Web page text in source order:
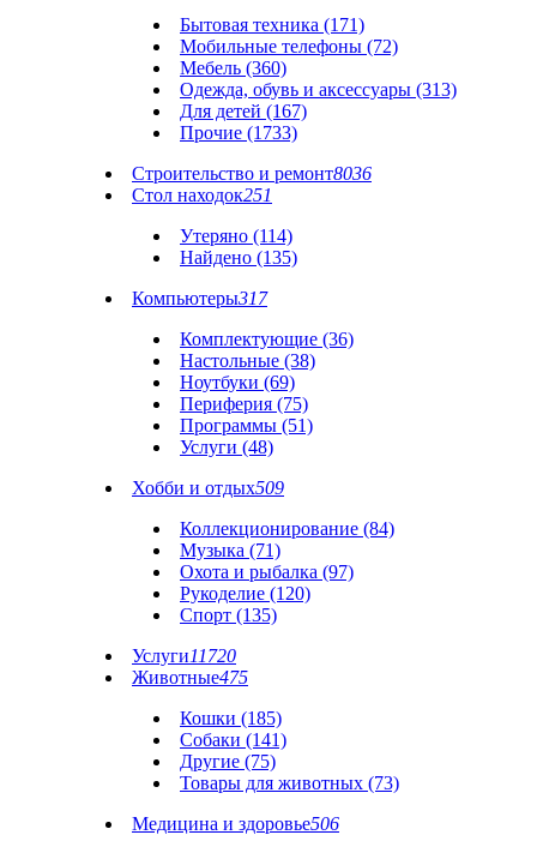
Бытовая техника (171)
Мобильные телефоны (72)
Мебель (360)
Одежда, обувь и аксессуары (313)
Для детей (167)
Прочие (1733)
Строительство и ремонт8036
Стол находок251
Утеряно (114)
Найдено (135)
Компьютеры317
Комплектующие (36)
Настольные (38)
Ноутбуки (69)
Периферия (75)
Программы (51)
Услуги (48)
Хобби и отдых509
Коллекционирование (84)
Музыка (71)
Охота и рыбалка (97)
Рукоделие (120)
Спорт (135)
Услуги11720
Животные475
Кошки (185)
Собаки (141)
Другие (75)
Товары для животных (73)
Медицина и здоровье506